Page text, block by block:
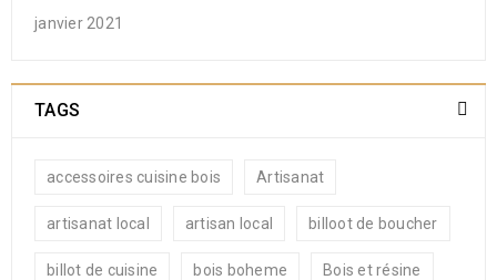
janvier 2021
TAGS
accessoires cuisine bois Artisanat
artisanat local artisan local billoot de boucher
billot de cuisine bois boheme Bois et résine